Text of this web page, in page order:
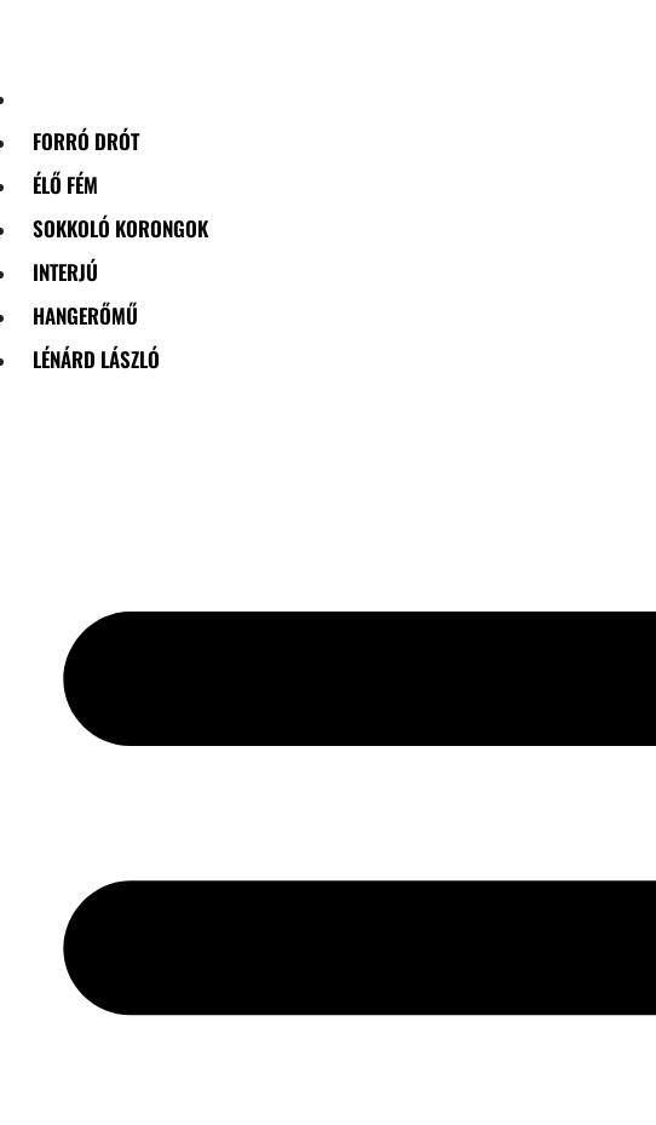
FORRÓ DRÓT
ÉLŐ FÉM
SOKKOLÓ KORONGOK
INTERJÚ
HANGERŐMŰ
LÉNÁRD LÁSZLÓ